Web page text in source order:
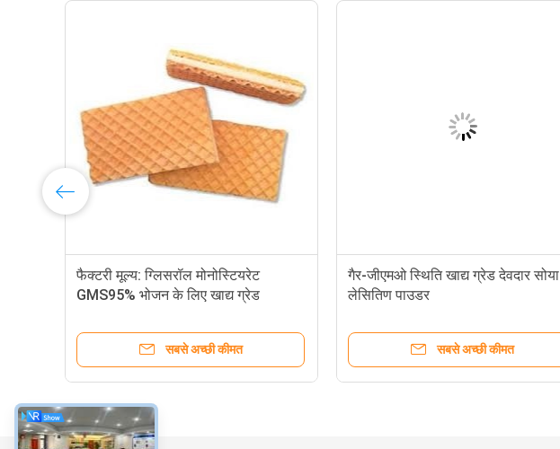
फैक्टरी मूल्य: ग्लिसरॉल मोनोस्टियरेट
GMS95% भोजन के लिए खाद्य ग्रेड
सबसे अच्छी कीमत
गैर-जीएमओ स्थिति खाद्य ग्रेड देवदार सोया
लेसितिण पाउडर
सबसे अच्छी कीमत